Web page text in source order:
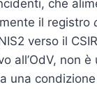
che
il registro
verso il
all’OdV, non è
una